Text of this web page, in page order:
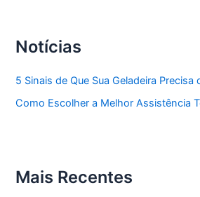
Notícias
5 Sinais de Que Sua Geladeira
Como Escolher a Melhor Assistência
Mais Recentes